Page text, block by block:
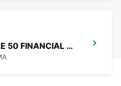
PANAMA CALLE 50 FINANCIAL DISTRICT